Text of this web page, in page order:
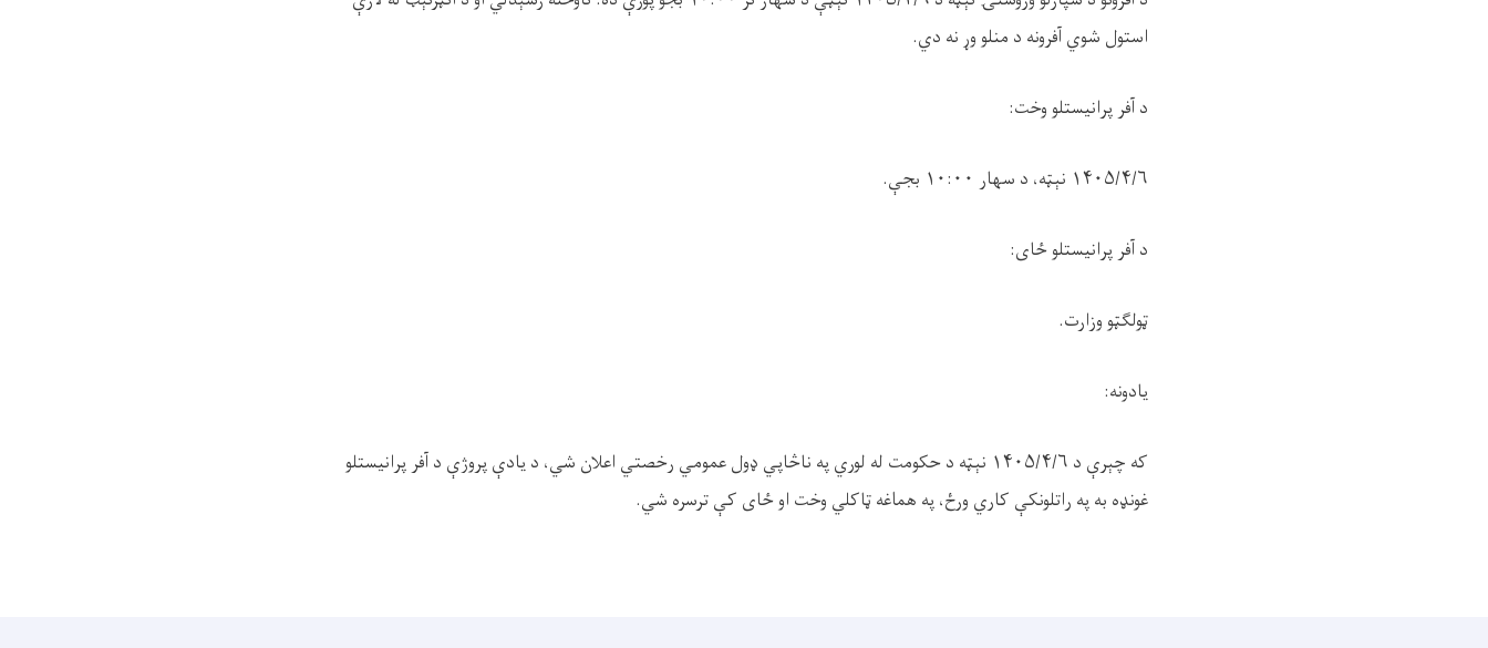
استول شوي آفرونه د منلو وړ نه دي.
د آفر پرانیستلو وخت:
۱۴۰۵/۴/۶ نېټه، د سهار ۱۰:۰۰ بجې.
د آفر پرانیستلو ځای:
ټولګټو وزارت.
یادونه:
که چېرې د ۱۴۰۵/۴/۶ نېټه د حکومت له لوري په ناڅاپي ډول عمومي رخصتي اعلان شي، د یادې پروژې د آفر پرانیستلو
غونډه به په راتلونکې کاري ورځ، په هماغه ټاکلي وخت او ځای کې ترسره شي.